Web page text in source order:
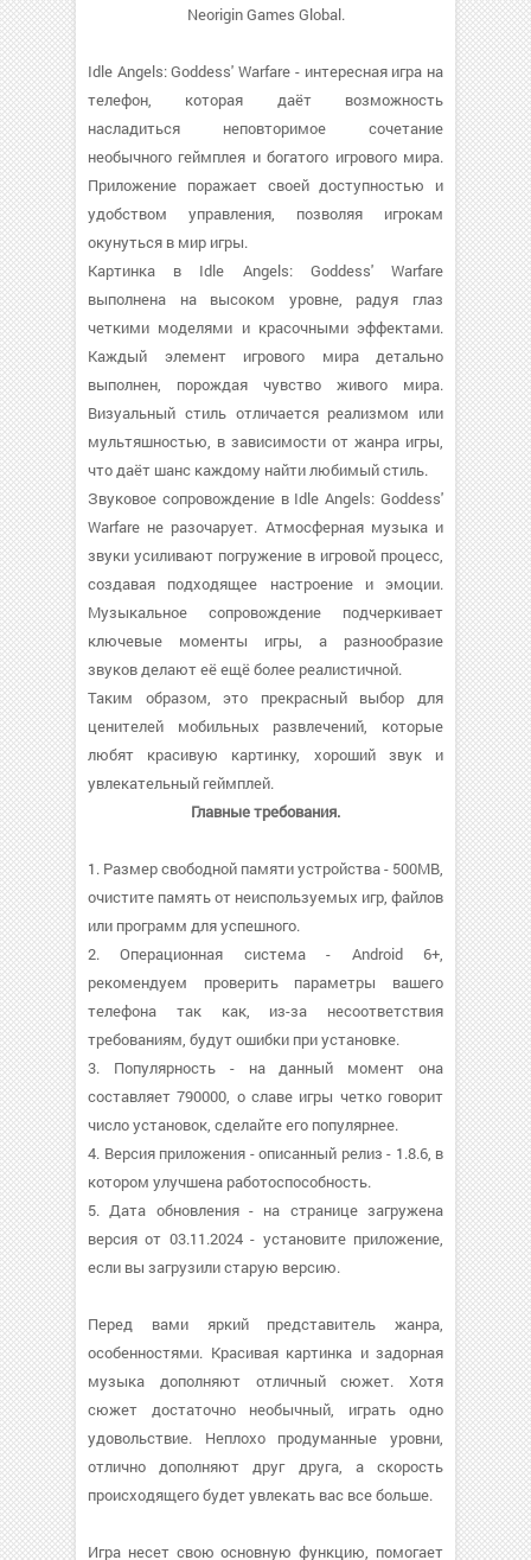
Neorigin Games Global.
Idle Angels: Goddess' Warfare - интересная игра на
телефон, которая даёт возможность
насладиться неповторимое сочетание
необычного геймплея и богатого игрового мира.
Приложение поражает своей доступностью и
удобством управления, позволяя игрокам
окунуться в мир игры.
Картинка в Idle Angels: Goddess' Warfare
выполнена на высоком уровне, радуя глаз
четкими моделями и красочными эффектами.
Каждый элемент игрового мира детально
выполнен, порождая чувство живого мира.
Визуальный стиль отличается реализмом или
мультяшностью, в зависимости от жанра игры,
что даёт шанс каждому найти любимый стиль.
Звуковое сопровождение в Idle Angels: Goddess'
Warfare не разочарует. Атмосферная музыка и
звуки усиливают погружение в игровой процесс,
создавая подходящее настроение и эмоции.
Музыкальное сопровождение подчеркивает
ключевые моменты игры, а разнообразие
звуков делают её ещё более реалистичной.
Таким образом, это прекрасный выбор для
ценителей мобильных развлечений, которые
любят красивую картинку, хороший звук и
увлекательный геймплей.
Главные требования.
1. Размер свободной памяти устройства - 500MB,
очистите память от неиспользуемых игр, файлов
или программ для успешного.
2. Операционная система - Android 6+,
рекомендуем проверить параметры вашего
телефона так как, из-за несоответствия
требованиям, будут ошибки при установке.
3. Популярность - на данный момент она
составляет 790000, о cлаве игры четко говорит
число установок, сделайте его популярнее.
4. Версия приложения - описанный релиз - 1.8.6, в
котором улучшена работоспособность.
5. Дата обновления - на странице загружена
версия от 03.11.2024 - установите приложение,
если вы загрузили старую версию.
Перед вами яркий представитель жанра,
особенностями. Красивая картинка и задорная
музыка дополняют отличный сюжет. Хотя
сюжет достаточно необычный, играть одно
удовольствие. Неплохо продуманные уровни,
отлично дополняют друг друга, а скорость
происходящего будет увлекать вас все больше.
Игра несет свою основную функцию, помогает